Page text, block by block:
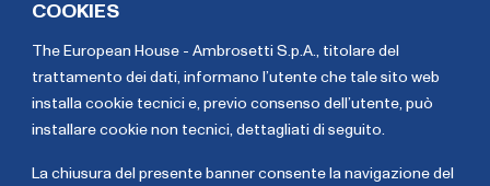
COOKIES
The European House - Ambrosetti S.p.A., titolare del
trattamento dei dati, informano l’utente che tale sito web
installa cookie tecnici e, previo consenso dell’utente, può
installare cookie non tecnici, dettagliati di seguito
La chiusura del presente banner consente la navigazione del